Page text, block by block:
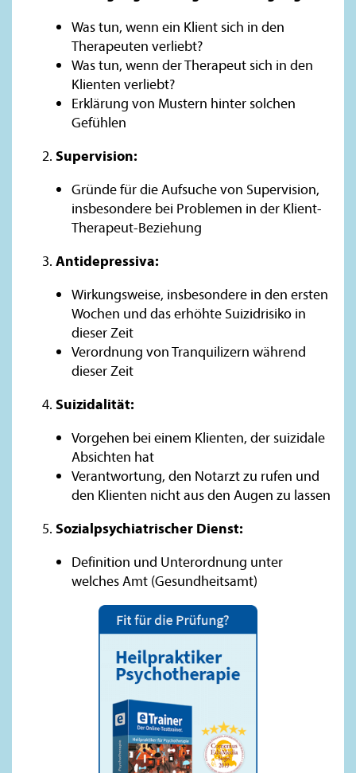
Was tun, wenn ein Klient sich in den
Therapeuten verliebt?
Was tun, wenn der Therapeut sich in den
Klienten verliebt?
Erklärung von Mustern hinter solchen
Gefühlen
Supervision:
Gründe für die Aufsuche von Supervision,
insbesondere bei Problemen in der Klient-
Therapeut-Beziehung
Antidepressiva:
Wirkungsweise, insbesondere in den ersten
Wochen und das erhöhte Suizidrisiko in
dieser Zeit
Verordnung von Tranquilizern während
dieser Zeit
Suizidalität:
Vorgehen bei einem Klienten, der suizidale
Absichten hat
Verantwortung, den Notarzt zu rufen und
den Klienten nicht aus den Augen zu lassen
Sozialpsychiatrischer Dienst:
Definition und Unterordnung unter
welches Amt (Gesundheitsamt)